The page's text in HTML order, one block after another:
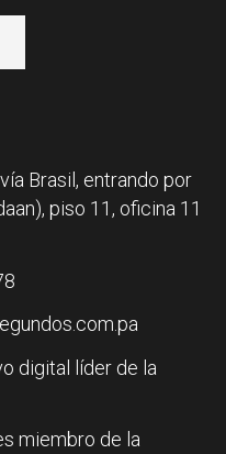
Brasil, entrando por
piso 11, oficina 11
digital líder de la
miembro de la